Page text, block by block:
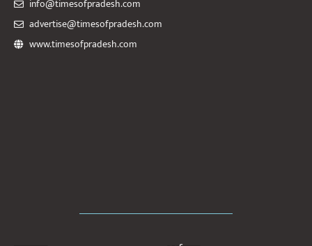
info@timesofpradesh.com
advertise@timesofpradesh.com
www.timesofpradesh.com